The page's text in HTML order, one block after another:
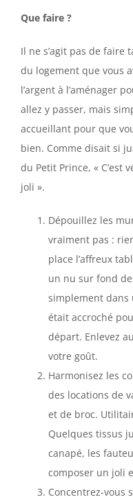
Que faire ?
Il ne s’agit pas de faire
du logement que vous
l’argent à l’aménager
allez y passer, mais
accueillant pour que
bien. Comme disait si
du Petit Prince, « C’est
joli ».
Dépouillez les
vraiment pas :
place l’affreux
un nu sur fond
simplement dans
était accroché
départ. Enlevez
votre goût.
Harmonisez les
des locations de
et de broc.
Quelques tissus
canapé, les
composer un joli
Concentrez-vous